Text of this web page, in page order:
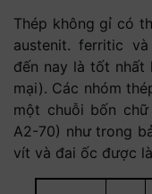
55
60
65
70
75
80
90
100
Thép không gỉ có
austenit. ferritic
đến nay là tốt nhất
mại). Các nhóm
một chuỗi bốn
A2-70) như trong
vít và đai ốc được